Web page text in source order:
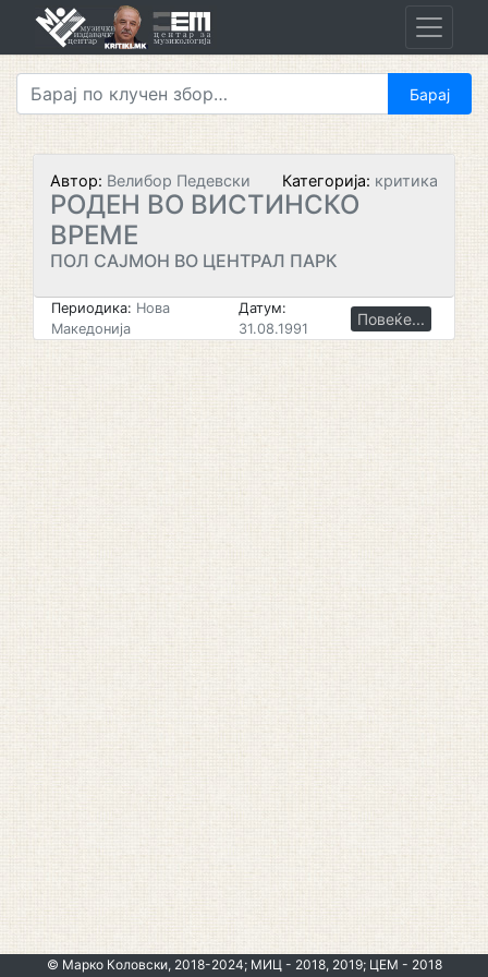
Автор: Велибор Педевски Категорија: критика
РОДЕН ВО ВИСТИНСКО
ВРЕМЕ
ПОЛ САЈМОН ВО ЦЕНТРАЛ ПАРК
Периодика: Нова
Македонија
Датум:
31.08.1991
Повеќе...
© Марко Коловски, 2018-2024; МИЦ - 2018, 2019; ЦЕМ - 2018